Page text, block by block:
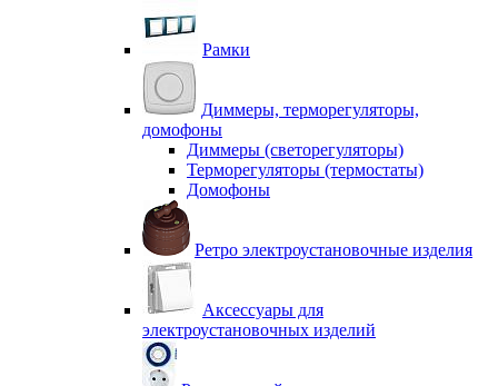
Рамки
Диммеры, терморегуляторы,
домофоны
Диммеры (светорегуляторы)
Терморегуляторы (термостаты)
Домофоны
Ретро электроустановочные изделия
Аксессуары для
электроустановочных изделий